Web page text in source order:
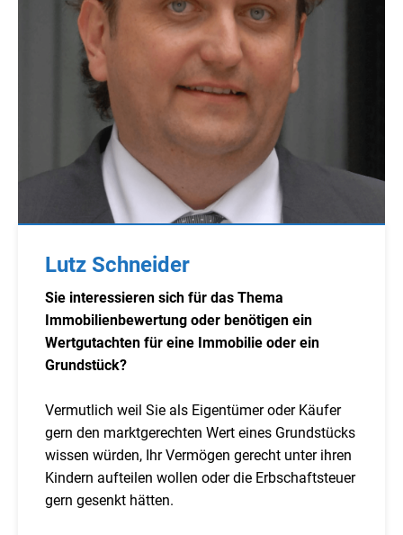
Lutz Schneider
Sie interessieren sich für das Thema
Immobilienbewertung oder benötigen ein
Wertgutachten für eine Immobilie oder ein
Grundstück?
Vermutlich weil Sie als Eigentümer oder Käufer
gern den marktgerechten Wert eines Grundstücks
wissen würden, Ihr Vermögen gerecht unter ihren
Kindern aufteilen wollen oder die Erbschaftsteuer
gern gesenkt hätten.